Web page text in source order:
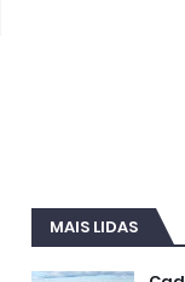
MAIS LIDAS